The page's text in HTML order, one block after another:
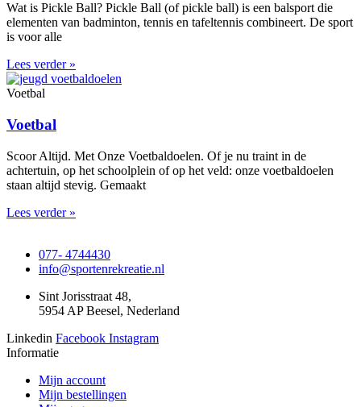
Wat is Pickle Ball? Pickle Ball (of pickle ball) is een balsport die
elementen van badminton, tennis en tafeltennis combineert. De sport
is voor alle
Lees verder »
Voetbal
Voetbal
Scoor Altijd. Met Onze Voetbaldoelen. Of je nu traint in de
achtertuin, op het schoolplein of op het veld: onze voetbaldoelen
staan altijd stevig. Gemaakt
Lees verder »
077- 4744430
info@sportenrekreatie.nl
Sint Jorisstraat 48,
5954 AP Beesel, Nederland
Linkedin Facebook Instagram
Informatie
Mijn account
Mijn bestellingen